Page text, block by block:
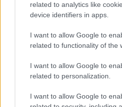
related to analytics like
device identifiers in apps.
I want to allow Google to
related to functionality of the
I want to allow Google to
related to personalization.
I want to allow Google to
Célkeresztben az
milliárd forintos
2025. július 7.